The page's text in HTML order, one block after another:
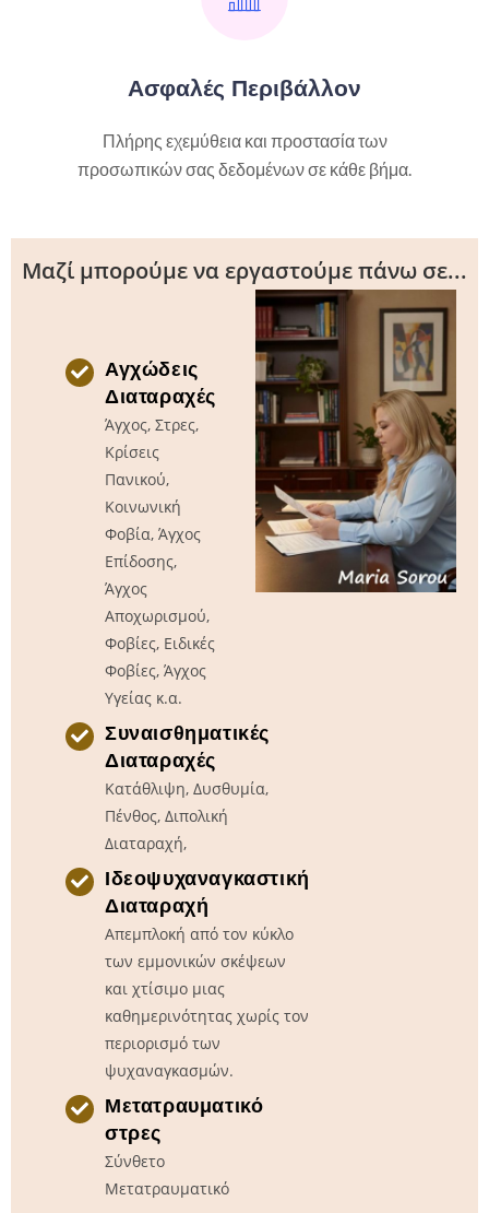
Ασφαλές Περιβάλλον
Πλήρης εχεμύθεια και προστασία των
προσωπικών σας δεδομένων σε κάθε βήμα.
Μαζί μπορούμε να εργαστούμε πάνω σε...
Αγχώδεις
Διαταραχές
Άγχος, Στρες,
Κρίσεις
Πανικού,
Κοινωνική
Φοβία, Άγχος
Επίδοσης,
Άγχος
Αποχωρισμού,
Φοβίες, Ειδικές
Φοβίες, Άγχος
Υγείας κ.α.
Συναισθηματικές
Διαταραχές
Κατάθλιψη, Δυσθυμία,
Πένθος, Διπολική
Διαταραχή,
Ιδεοψυχαναγκαστική
Διαταραχή
Απεμπλοκή από τον κύκλο
των εμμονικών σκέψεων
και χτίσιμο μιας
καθημερινότητας χωρίς τον
περιορισμό των
ψυχαναγκασμών.
Μετατραυματικό
στρες
Σύνθετο
Μετατραυματικό